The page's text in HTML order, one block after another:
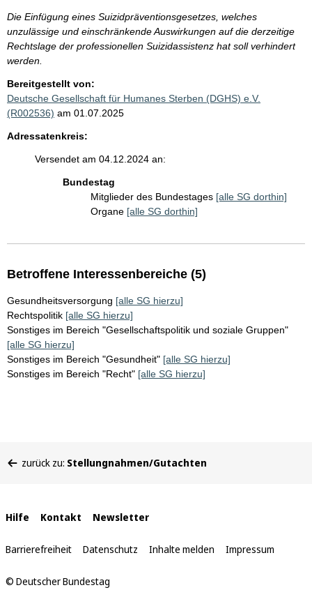
Die Einfügung eines Suizidpräventionsgesetzes, welches
unzulässige und einschränkende Auswirkungen auf die derzeitige
Rechtslage der professionellen Suizidassistenz hat soll verhindert
werden.
Bereitgestellt von:
Deutsche Gesellschaft für Humanes Sterben (DGHS) e.V.
(R002536) am 01.07.2025
Adressatenkreis:
Versendet am 04.12.2024 an:
Bundestag
Mitglieder des Bundestages [alle SG dorthin]
Organe [alle SG dorthin]
Betroffene Interessenbereiche (5)
Gesundheitsversorgung [alle SG hierzu]
Rechtspolitik [alle SG hierzu]
Sonstiges im Bereich "Gesellschaftspolitik und soziale Gruppen"
[alle SG hierzu]
Sonstiges im Bereich "Gesundheit" [alle SG hierzu]
Sonstiges im Bereich "Recht" [alle SG hierzu]
befinden
zurück zu: Stellungnahmen/Gutachten
Interne
Links
Hilfe Kontakt Newsletter
Barrierefreiheit Datenschutz Inhalte melden Impressum
© Deutscher Bundestag